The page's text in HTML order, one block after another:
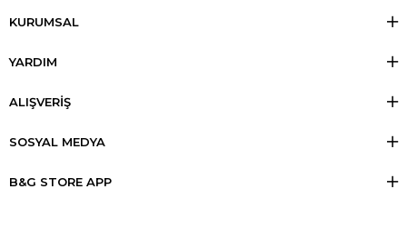
KURUMSAL
YARDIM
ALIŞVERİŞ
SOSYAL MEDYA
B&G STORE APP